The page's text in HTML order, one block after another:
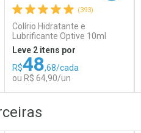
(393)
Colírio Hidratante e
Lubrificante Optive 10ml
Leve 2 itens por
R$48,68/cada
ou R$ 64,90/un
Por Menos